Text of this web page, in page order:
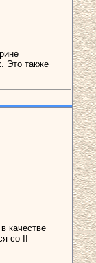
Это также
качестве
со II